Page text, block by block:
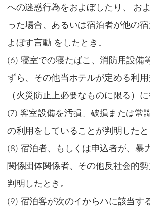
への迷惑行為をおよぼしたり、 お
った場合、あるいは宿泊者が他の
よぼす言動 をしたとき。
(6) 寝室での寝たばこ、消防用設備
ずら、その他当ホテルが定める利
（火災防止上必要なものに限る）に
(7) 客室設備を汚損、破損または常
の利用をしていることが判明したと
(8) 宿泊者、もしくは申込者が、暴
関係団体関係者、その他反社会的
判明したとき。
(9) 宿泊客が次のイからハに該当す